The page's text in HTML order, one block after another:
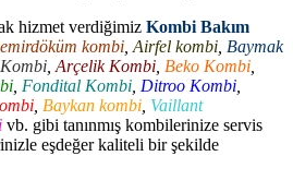
hizmet verdiğimiz Kombi Bakım
kombi Airfel kombi Baymak
Arçelik Kombi Beko Kombi
Fondital Kombi Ditroo Kombi
Baykan kombi Vaillant
vb. gibi tanınmış kombilerinize servis
eşdeğer kaliteli bir şekilde